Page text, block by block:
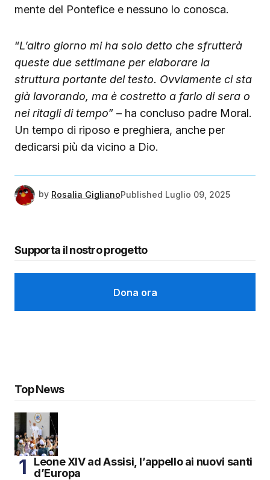
mente del Pontefice e nessuno lo conosca.
“L’altro giorno mi ha solo detto che sfrutterà
queste due settimane per elaborare la
struttura portante del testo. Ovviamente ci sta
già lavorando, ma è costretto a farlo di sera o
nei ritagli di tempo” – ha concluso padre Moral.
Un tempo di riposo e preghiera, anche per
dedicarsi più da vicino a Dio.
by Rosalia GiglianoPublished Luglio 09, 2025
Supporta il nostro progetto
Dona ora
Top News
Leone XIV ad Assisi, l’appello ai nuovi santi
d’Europa